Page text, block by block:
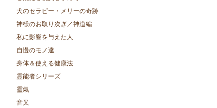
犬のセラピー・メリーの奇跡
神様のお取り次ぎ／神道編
私に影響を与えた人
自慢のモノ達
身体＆使える健康法
霊能者シリーズ
靈氣
音叉